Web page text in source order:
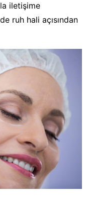
iletişime
ruh hali açısından